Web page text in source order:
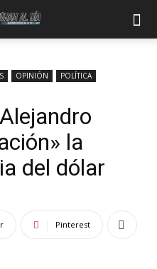
OPINIÓN
POLÍTICA
la
del dólar
Pinterest